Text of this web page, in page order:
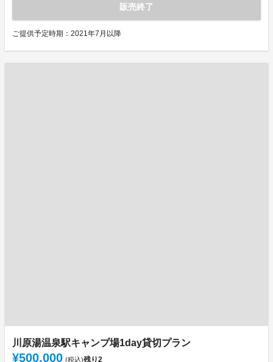
販売終了
ご提供予定時期：2021年7月以降
川原湯温泉駅キャンプ場1day貸切プラン
¥500,000 (税込)残り2